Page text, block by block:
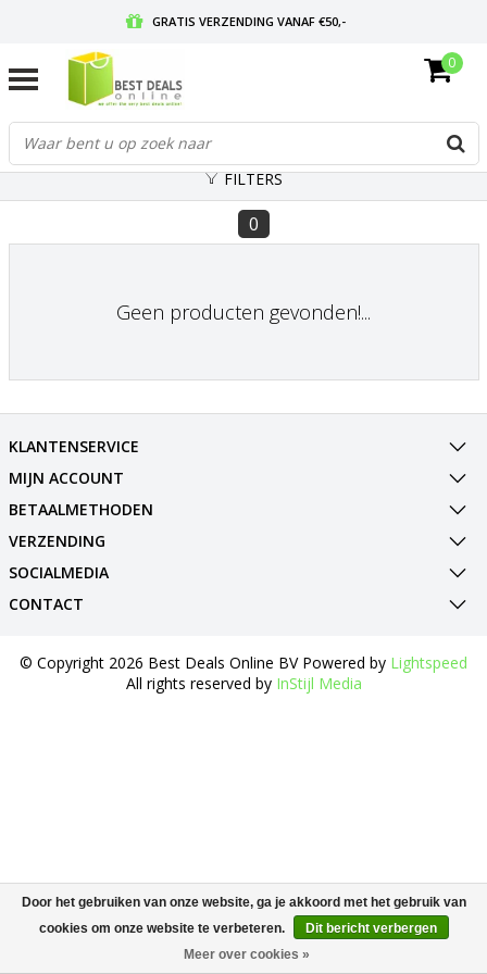
GRATIS VERZENDING VANAF €50,-
GRATIS RETOURNEREN EN 30 DAGEN BEDENKTIJD
0
FILTERS
0
Geen producten gevonden!...
KLANTENSERVICE
MIJN ACCOUNT
BETAALMETHODEN
VERZENDING
SOCIALMEDIA
CONTACT
© Copyright 2026 Best Deals Online BV Powered by Lightspeed
All rights reserved by InStijl Media
Door het gebruiken van onze website, ga je akkoord met het gebruik van
cookies om onze website te verbeteren.
Dit bericht verbergen
Meer over cookies »